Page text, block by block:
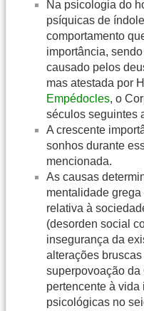
Na psicologia do
psíquicas de
comportamento
importância,
causado pelos
mas atestada por
Empédocles, o
séculos seguintes
A crescente
sonhos durante
mencionada.
As causas
mentalidade
relativa à
(desorden social
insegurança da
alterações
superpovoação da
pertencente à
psicológicas no